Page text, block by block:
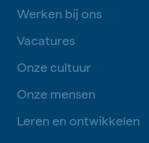
Werken bij ons
Vacatures
Onze cultuur
Onze mensen
Leren en ontwikkelen